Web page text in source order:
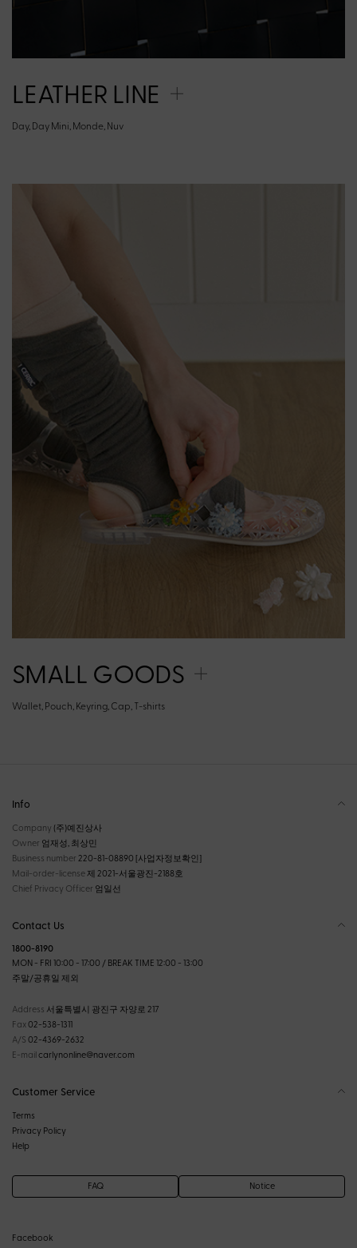
LEATHER LINE
Day, Day Mini, Monde, Nuv
SMALL GOODS
Wallet, Pouch, Keyring, Cap, T-shirts
Info
Company (주)예진상사
Owner 엄재성, 최상민
Business number 220-81-08890 [사업자정보확인]
Mail-order-license 제 2021-서울광진-2188호
Chief Privacy Officer 엄일선
Contact Us
1800-8190
MON - FRI 10:00 - 17:00 / BREAK TIME 12:00 - 13:00
주말/공휴일 제외
Address 서울특별시 광진구 자양로 217
Fax02-538-1311
A/S 02-4369-2632
E-mailcarlynonline@naver.com
Customer Service
Terms
Privacy Policy
Help
FAQ Notice
Facebook